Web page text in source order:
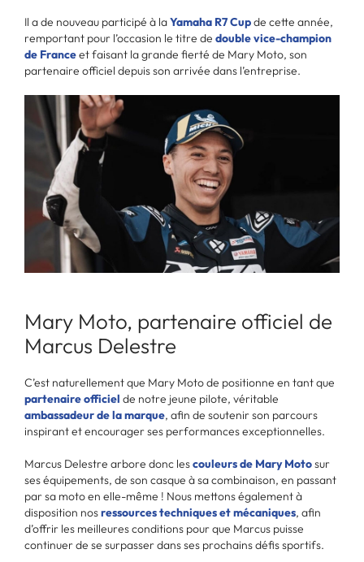
Il a de nouveau participé à laYamaha R7 Cupde cette année,
remportant pour l’occasion le titre de double vice-champion
de Franceet faisant la grande fierté de Mary Moto, son
partenaire officiel depuis son arrivée dans l’entreprise.
Mary Moto, partenaire officiel de
Marcus Delestre
C’est naturellement que Mary Moto de positionne en tant que
partenaire officiel de notre jeune pilote, véritable
ambassadeur de la marque, afin de soutenir son parcours
inspirant et encourager ses performances exceptionnelles.
Marcus Delestre arbore donc lescouleurs de Mary Motosur
ses équipements, de son casque à sa combinaison, en passant
par sa moto en elle-même ! Nous mettons également à
disposition nosressources techniques et mécaniques, afin
d’offrir les meilleures conditions pour que Marcus puisse
continuer de se surpasser dans ses prochains défis sportifs.